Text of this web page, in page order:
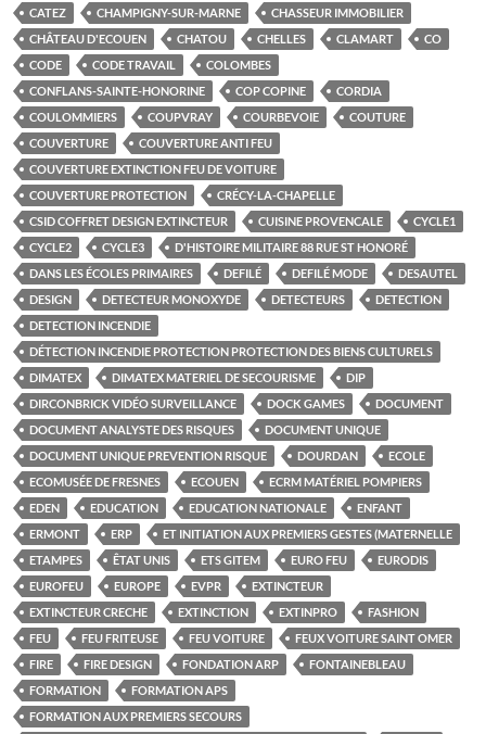
CATEZ
CHAMPIGNY-SUR-MARNE
CHASSEUR IMMOBILIER
CHÂTEAU D'ECOUEN
CHATOU CHELLES CLAMART
CO
CODE
CODE TRAVAIL
COLOMBES
CONFLANS-SAINTE-HONORINE
COP COPINE
CORDIA
COULOMMIERS
COUPVRAY COURBEVOIE
COUTURE
COUVERTURE
COUVERTURE ANTI FEU
COUVERTURE EXTINCTION FEU DE VOITURE
COUVERTURE PROTECTION
CRÉCY-LA-CHAPELLE
CSID COFFRET DESIGN EXTINCTEUR
CUISINE PROVENCALE
CYCLE1
CYCLE2
CYCLE3
D'HISTOIRE MILITAIRE 88 RUE ST HONORÉ
DANS LES ÉCOLES PRIMAIRES
DEFILÉ DEFILÉ MODE
DESAUTEL
DESIGN
DETECTEUR MONOXYDE DETECTEURS
DETECTION
DETECTION INCENDIE
DÉTECTION INCENDIE PROTECTION PROTECTION DES BIENS CULTURELS
DIMATEX
DIMATEX MATERIEL DE SECOURISME
DIP
DIRCONBRICK VIDÉO SURVEILLANCE
DOCK GAMES
DOCUMENT
DOCUMENT ANALYSTE DES RISQUES
DOCUMENT UNIQUE
DOCUMENT UNIQUE PREVENTION RISQUE
DOURDAN
ECOLE
ECOMUSÉE DE FRESNES
ECOUEN
ECRM MATÉRIEL POMPIERS
EDEN
EDUCATION EDUCATION NATIONALE
ENFANT
ERMONT
ERP
ET INITIATION AUX PREMIERS GESTES (MATERNELLE
ETAMPES
ÊTAT UNIS ETS GITEM EURO FEU
EURODIS
EUROFEU
EUROPE EVPR
EXTINCTEUR
EXTINCTEUR CRECHE
EXTINCTION EXTINPRO
FASHION
FEU
FEU FRITEUSE FEU VOITURE
FEUX VOITURE SAINT OMER
FIRE
FIRE DESIGN FONDATION ARP
FONTAINEBLEAU
FORMATION
FORMATION APS
FORMATION AUX PREMIERS SECOURS